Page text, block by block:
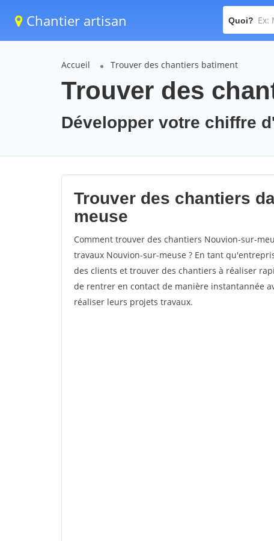
Chantier artisan Quoi?
Accueil Trouver des chantiers batiment
Trouver des
Développer votre chiffre
Trouver des chantiers
meuse
Comment trouver des chantiers Nouvion-sur-
travaux Nouvion-sur-meuse ? En tant
des clients et trouver des chantiers à réaliser
de rentrer en contact de manière instantannée
réaliser leurs projets travaux.